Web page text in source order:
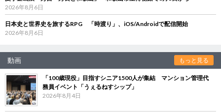
2026年8月6日
日本史と世界史を旅するRPG 「時渡り」、iOS/Androidで配信開始
2026年8月6日
動画 もっと見る
「100歳現役」目指すシニア1500人が集結 マンション管理代
務員イベント「うぇるねすシップ」
2026年8月4日